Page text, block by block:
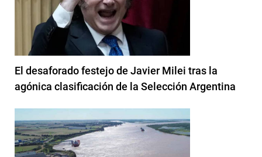
El desaforado festejo de Javier Milei tras la
agónica clasificación de la Selección Argentina